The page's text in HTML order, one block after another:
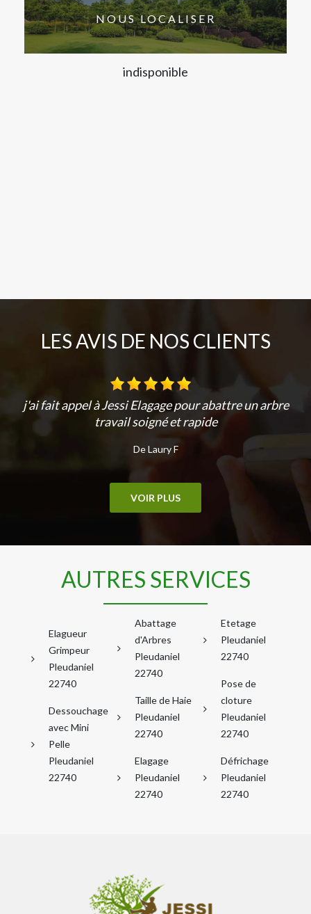
NOUS LOCALISER
indisponible
LES AVIS DE NOS CLIENTS
j'ai fait appel à Jessi Elagage pour abattre un arbre
travail soigné et rapide
De Laury F
VOIR PLUS
AUTRES SERVICES
Elagueur
Grimpeur
Pleudaniel
22740
Dessouchage
avec Mini
Pelle
Pleudaniel
22740
Abattage
d'Arbres
Pleudaniel
22740
Taille de Haie
Pleudaniel
22740
Elagage
Pleudaniel
22740
Etetage
Pleudaniel
22740
Pose de
cloture
Pleudaniel
22740
Défrichage
Pleudaniel
22740